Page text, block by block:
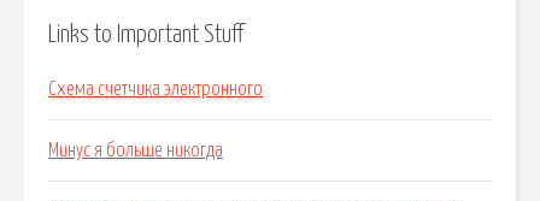
Links to Important Stuff
Схема счетчика электронного
Минус я больше никогда